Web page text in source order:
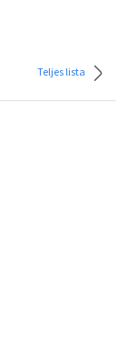
Teljes lista